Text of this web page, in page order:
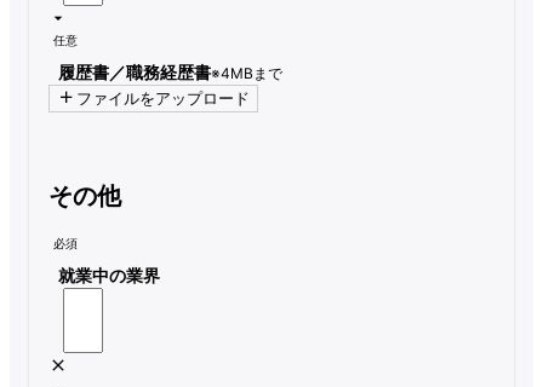
任意
履歴書／職務経歴書※4MBまで
ファイルをアップロード
その他
必須
就業中の業界